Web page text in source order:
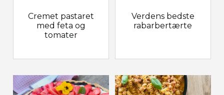
Cremet pastaret
med feta og
tomater
Verdens bedste
rabarbertærte